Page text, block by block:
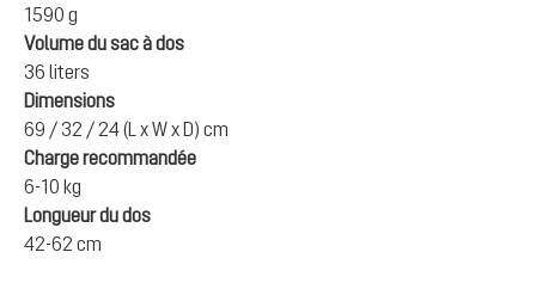
1590 g
Volume du sac à dos
36 liters
Dimensions
69 / 32 / 24 (L x W x D) cm
Charge recommandée
6-10 kg
Longueur du dos
42-62 cm